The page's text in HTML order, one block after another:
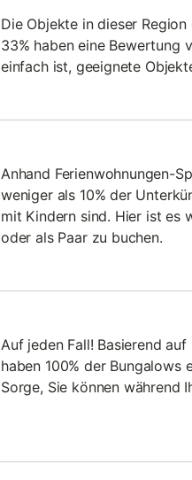
Die Objekte in dieser
33% haben eine Bewertung
einfach ist, geeignete
Anhand Ferienwohnungen-
weniger als 10% der
mit Kindern sind. Hier ist es
oder als Paar zu buchen.
Auf jeden Fall! Basierend
haben 100% der Bungalows
Sorge, Sie können während